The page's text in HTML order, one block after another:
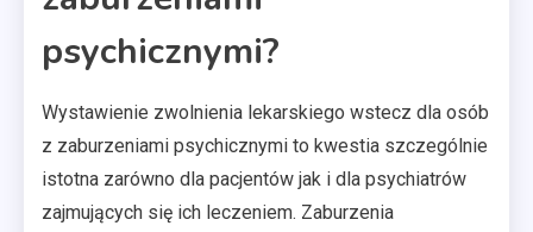
psychicznymi?
Wystawienie zwolnienia lekarskiego wstecz dla osób
z zaburzeniami psychicznymi to kwestia szczególnie
istotna zarówno dla pacjentów jak i dla psychiatrów
zajmujących się ich leczeniem. Zaburzenia